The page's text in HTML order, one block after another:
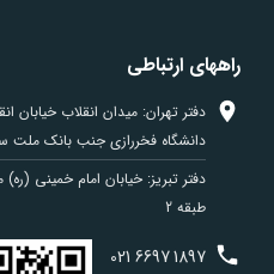
راههای ارتباطی
دفتر تهران: میدان انقلاب خیابان
دانشگاه فخررازی جنب بانک ملت
دفتر تبریز: خیابان امام خمینی
طبقه 2
021 66971897